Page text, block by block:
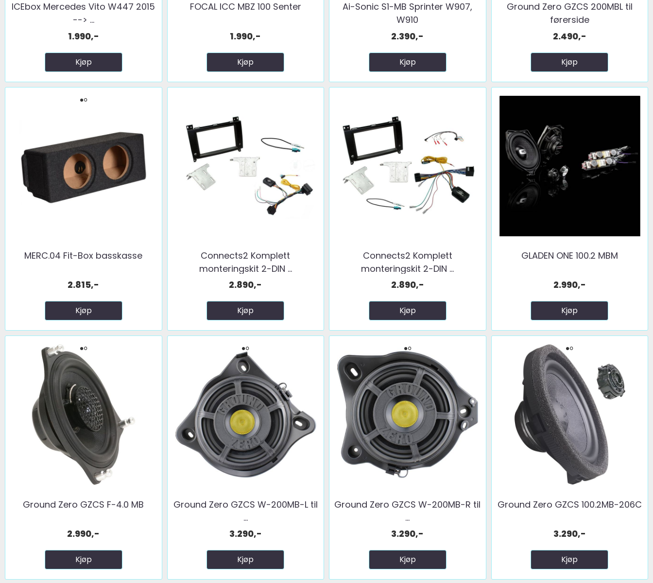
ICEbox Mercedes Vito W447 2015
--> ...
1.990,-
Kjøp
FOCAL ICC MBZ 100 Senter
1.990,-
Kjøp
Ai-Sonic S1-MB Sprinter W907,
W910
2.390,-
Kjøp
Ground Zero GZCS 200MBL til
førerside
2.490,-
Kjøp
MERC.04 Fit-Box basskasse
2.815,-
Kjøp
Connects2 Komplett
monteringskit 2-DIN ...
2.890,-
Kjøp
Connects2 Komplett
monteringskit 2-DIN ...
2.890,-
Kjøp
GLADEN ONE 100.2 MBM
2.990,-
Kjøp
Ground Zero GZCS F-4.0 MB
2.990,-
Kjøp
Ground Zero GZCS W-200MB-L til
...
3.290,-
Kjøp
Ground Zero GZCS W-200MB-R til
...
3.290,-
Kjøp
Ground Zero GZCS 100.2MB-206C
3.290,-
Kjøp